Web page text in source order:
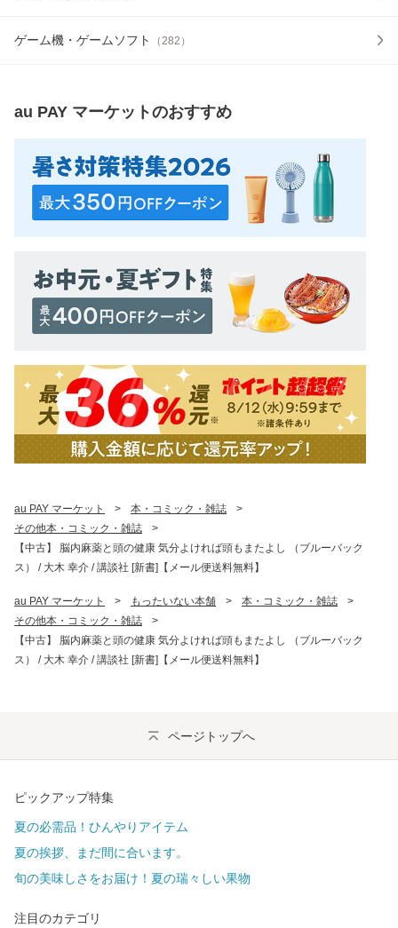
ゲーム機・ゲームソフト （282 ）
au PAY マーケットのおすすめ
au PAY マーケット > 本・コミック・雑誌
>
その他本・コミック・雑誌
>
【中古】 脳内麻薬と頭の健康 気分よければ頭もまたよし （ブルーバック
ス） / 大木 幸介 / 講談社 [新書]【メール便送料無料】
au PAY マーケット > もったいない本舗 > 本・コミック・雑誌
>
その他本・コミック・雑誌
>
【中古】 脳内麻薬と頭の健康 気分よければ頭もまたよし （ブルーバック
ス） / 大木 幸介 / 講談社 [新書]【メール便送料無料】
ページトップへ
ピックアップ特集
夏の必需品！ひんやりアイテム
夏の挨拶、まだ間に合います。
旬の美味しさをお届け！夏の瑞々しい果物
注目のカテゴリ